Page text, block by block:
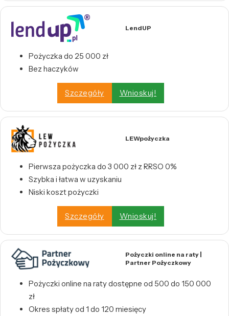
LendUP
Pożyczka do 25 000 zł
Bez haczyków
Szczegóły Wnioskuj!
LEWpożyczka
Pierwsza pożyczka do 3 000 zł z RRSO 0%
Szybka i łatwa w uzyskaniu
Niski koszt pożyczki
Szczegóły Wnioskuj!
Pożyczki online na raty |
Partner Pożyczkowy
Pożyczki online na raty dostępne od 500 do 150 000
zł
Okres spłaty od 1 do 120 miesięcy